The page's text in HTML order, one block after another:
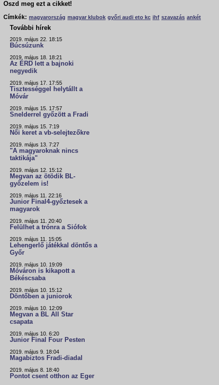
Oszd meg ezt a cikket!
Címkék: magyarország magyar klubok győri audi eto kc ihf szavazás ankét
További hírek
2019. május 22. 18:15
Búcsúzunk
2019. május 18. 18:21
Az ÉRD lett a bajnoki
negyedik
2019. május 17. 17:55
Tisztességgel helytállt a
Móvár
2019. május 15. 17:57
Snelderrel győzött a Fradi
2019. május 15. 7:19
Női keret a vb-selejtezőkre
2019. május 13. 7:27
"A magyaroknak nincs
taktikája"
2019. május 12. 15:12
Megvan az ötödik BL-
győzelem is!
2019. május 11. 22:16
Junior Final4-győztesek a
magyarok
2019. május 11. 20:40
Felülhet a trónra a Siófok
2019. május 11. 15:05
Lehengerlő játékkal döntős a
Győr
2019. május 10. 19:09
Móváron is kikapott a
Békéscsaba
2019. május 10. 15:12
Döntőben a juniorok
2019. május 10. 12:09
Megvan a BL All Star
csapata
2019. május 10. 6:20
Junior Final Four Pesten
2019. május 9. 18:04
Magabiztos Fradi-diadal
2019. május 8. 18:40
Pontot csent otthon az Eger